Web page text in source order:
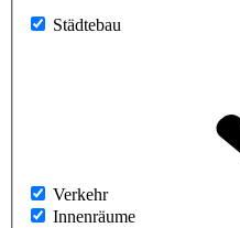
Städtebau
Verkehr
Innenräume